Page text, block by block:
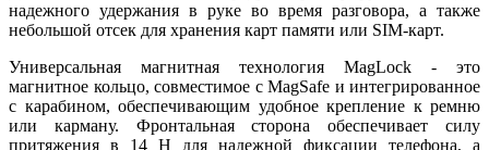
надежного удержания в руке во время разговора, а также
небольшой отсек для хранения карт памяти или SIM-карт.
Универсальная магнитная технология MagLock - это
магнитное кольцо, совместимое с MagSafe и интегрированное
с карабином, обеспечивающим удобное крепление к ремню
или карману. Фронтальная сторона обеспечивает силу
притяжения в 14 Н для надежной фиксации телефона, а